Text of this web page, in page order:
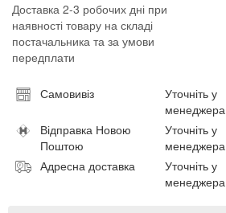
Доставка 2-3 робочих дні при
наявності товару на складі
постачальника та за умови
передплати
Самовивіз
Уточніть у
менеджера
Відправка Новою
Поштою
Уточніть у
менеджера
Адресна доставка
Уточніть у
менеджера